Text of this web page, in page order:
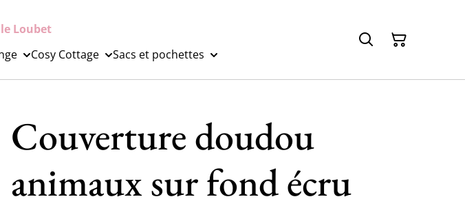
Loubet
Cosy Cottage Sacs et pochettes
Couverture doudou
animaux sur fond écru